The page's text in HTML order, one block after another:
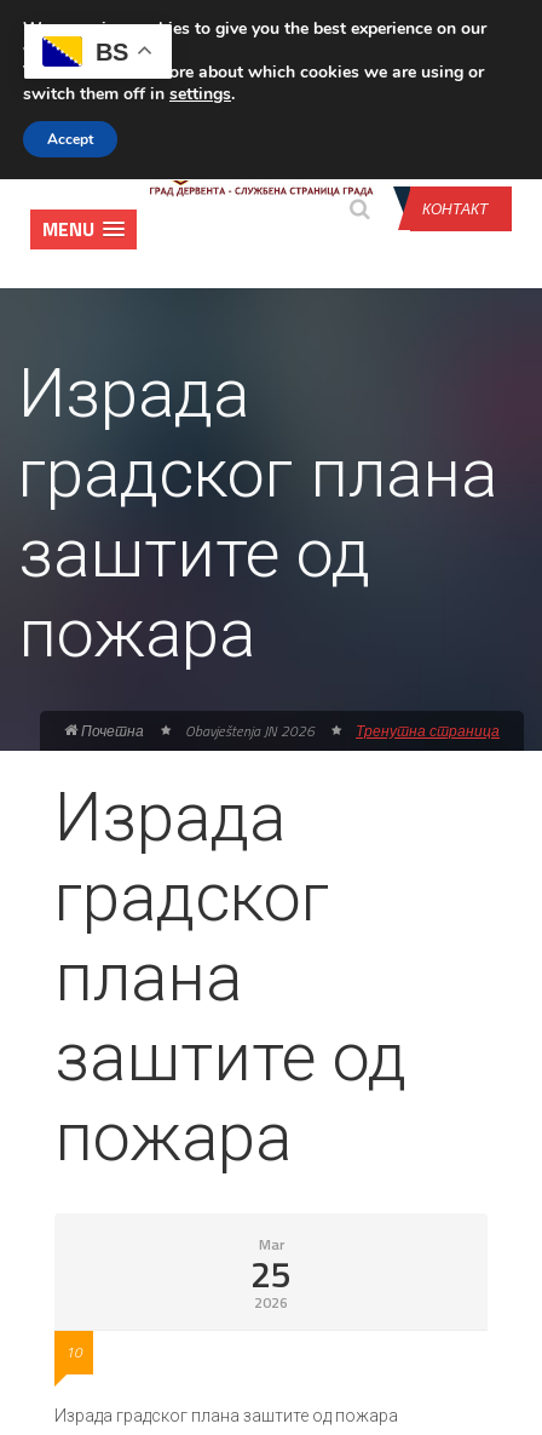
CONTACT US
КОНТАКТ
MENU
Израда
градског плана
заштите од
пожара
Почетна Obavještenja JN 2026 Тренутна страница
Израда
градског
плана
заштите од
пожара
Mar
25
2026
10
Израда градског плана заштите од пожара
BS
We are using cookies to give you the best experience on our
website.
You can find out more about which cookies we are using or
switch them off in settings.
Accept